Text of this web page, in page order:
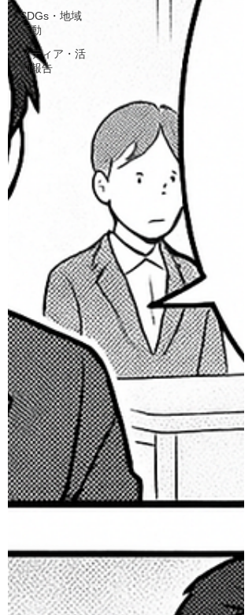
SDGs・地域
活動
メディア・活
動報告